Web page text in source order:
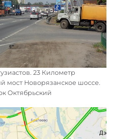
23 Километр
мост Новорязанское шоссе.
Октябрьский